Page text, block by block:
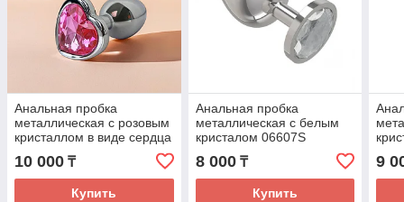
Анальная пробка
металлическая с розовым
кристаллом в виде сердца
Fantasy Toys 06822(S)
10 000 ₸
Купить
Анальная пробка
металлическая с белым
кристалом 06607S
8 000₸
Купить
9